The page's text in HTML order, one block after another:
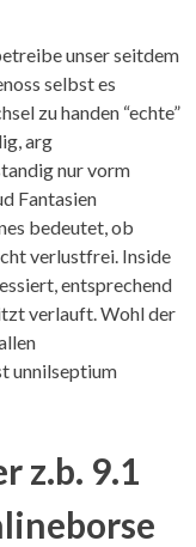
unser seitdem
selbst es
zu handen “echte”
arg
nur vorm
Fantasien
bedeutet, ob
verlustfrei. Inside
entsprechend
verlauft. Wohl der
unnilseptium
z.b. 9.1